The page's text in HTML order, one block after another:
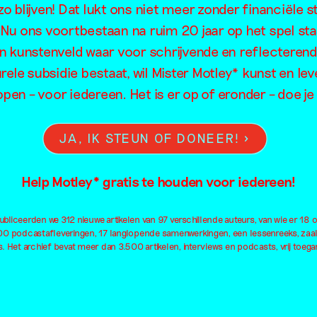
blijven! Dat lukt ons niet meer zonder financiële
ons voortbestaan na ruim 20 jaar op het spel
kunstenveld waar voor schrijvende en
subsidie bestaat, wil Mister Motley* kunst en
– voor iedereen. Het is er op of eronder – doe
JA, IK STEUN OF DONEER!
Help Motley* gratis te houden voor iedereen!
we 312 nieuwe artikelen van 97 verschillende auteurs, van wie er 18
podcastafleveringen, 17 langlopende samenwerkingen, een lessenreeks,
Het archief bevat meer dan 3.500 artikelen, interviews en podcasts, vrij